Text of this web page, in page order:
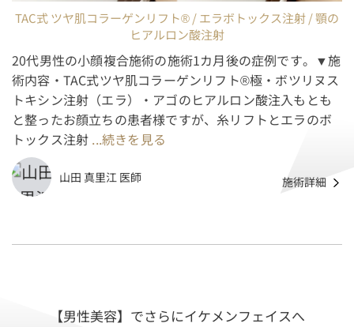
TAC式 ツヤ肌コラーゲンリフト® / エラボトックス注射 / 顎の
ヒアルロン酸注射
20代男性の小顔複合施術の施術1カ月後の症例です。▼施
術内容・TAC式ツヤ肌コラーゲンリフト®極・ボツリヌス
トキシン注射（エラ）・アゴのヒアルロン酸注入もとも
と整ったお顔立ちの患者様ですが、糸リフトとエラのボ
トックス注射 ...続きを見る
山田 真里江 医師 施術詳細
【男性美容】でさらにイケメンフェイスへ